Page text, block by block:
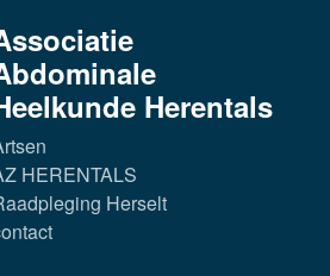
Herentals
HERENTALS
Herselt